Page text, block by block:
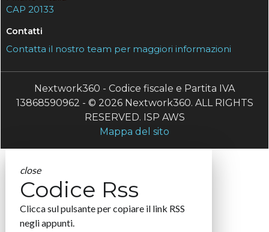
CAP 20133
Contatti
Contatta il nostro team per maggiori informazioni
Nextwork360 - Codice fiscale e Partita IVA
13868590962 - © 2026 Nextwork360. ALL RIGHTS
RESERVED. ISP AWS
Mappa del sito
close
Codice Rss
Clicca sul pulsante per copiare il link RSS
negli appunti.